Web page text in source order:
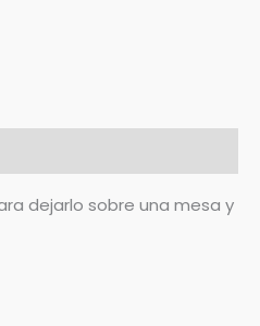
dejarlo sobre una mesa y